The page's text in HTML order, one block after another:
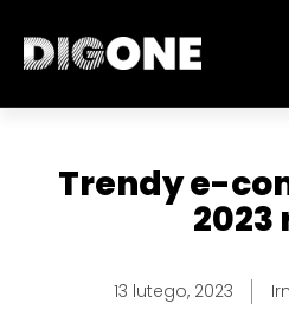
content
Trendy e-
2023
13 lutego, 2023